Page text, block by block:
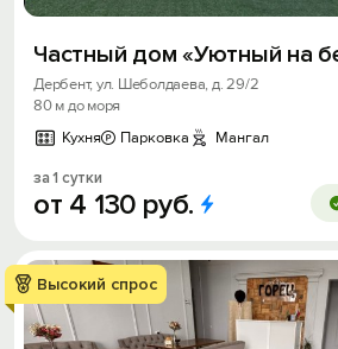
Частный дом «Уютный на
Дербент, ул. Шеболдаева, д. 29/2
80 м до моря
Кухня
Парковка Мангал
за 1 сутки
от 4 130 руб.
Высокий спрос